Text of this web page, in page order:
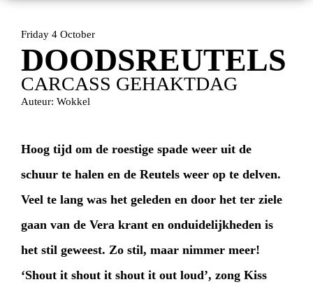
Friday 4 October
DOODSREUTELS
CARCASS GEHAKTDAG
Auteur: Wokkel
Hoog tijd om de roestige spade weer uit de
schuur te halen en de Reutels weer op te delven.
Veel te lang was het geleden en door het ter ziele
gaan van de Vera krant en onduidelijkheden is
het stil geweest. Zo stil, maar nimmer meer!
‘Shout it shout it shout it out loud’, zong Kiss